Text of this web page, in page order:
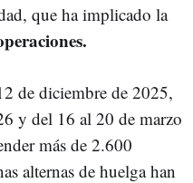
que ha implicado la
de diciembre de 2025,
y del 16 al 20 de marzo
más de 2.600
alternas de huelga han